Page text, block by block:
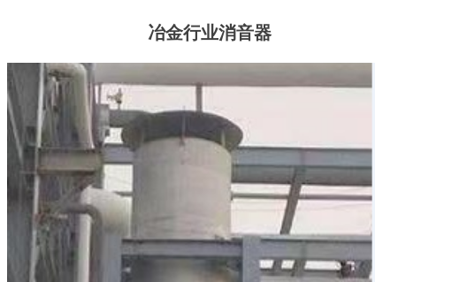
冶金行业消音器